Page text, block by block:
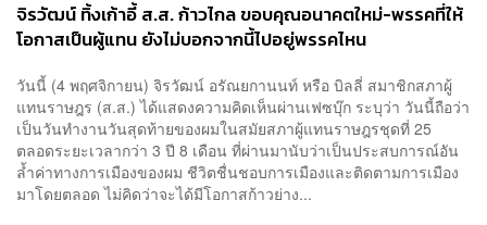
จิรวัฒน์ ทิ้งเก้าอี้ ส.ส. ก้าวไกล ขอบคุณอนาคตใหม่-พรรคที่ให้
โอกาสเป็นผู้แทน ยังไม่บอกจากนี้ไปอยู่พรรคไหน
วันนี้ (4 พฤศจิกายน) จิรวัฒน์ อรัณยกานนท์ หรือ บิลลี่ สมาชิกสภาผู้
แทนราษฎร (ส.ส.) ได้แสดงความคิดเห็นผ่านเฟซบุ๊ก ระบุว่า วันนี้ถือว่า
เป็นวันทำงานวันสุดท้ายของผมในสมัยสภาผู้แทนราษฎรชุดที่ 25
ตลอดระยะเวลากว่า 3 ปี 8 เดือน ที่ผ่านมานับว่าเป็นประสบการณ์อัน
ล้ำค่าทางการเมืองของผม ชีวิตชื่นชอบการเมืองและติดตามการเมือง
มาโดยตลอด ไม่คิดว่าจะได้มีโอกาสก้าวย่าง...